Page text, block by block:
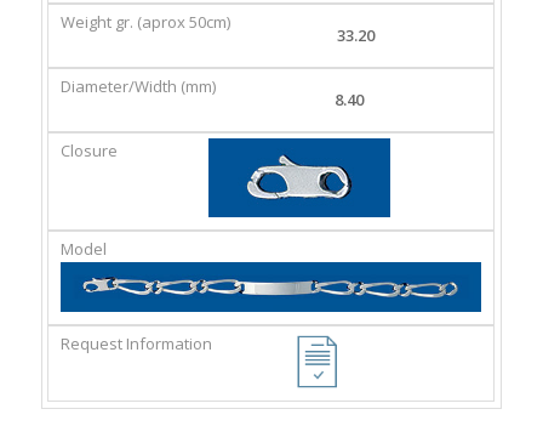
(APROX
33.20
8.40